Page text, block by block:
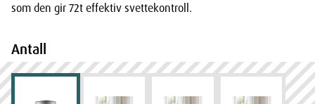
som den gir 72t effektiv svettekontroll.
Antall